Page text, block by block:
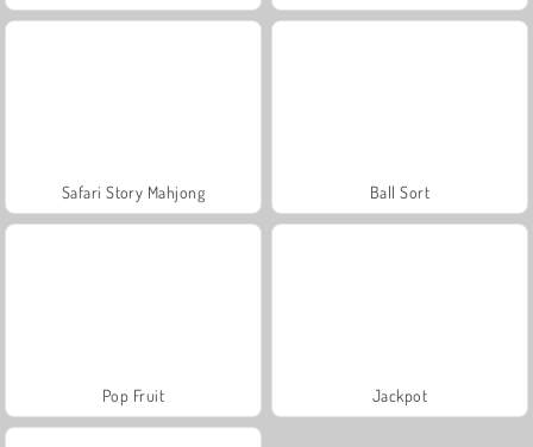
Safari Story Mahjong Ball Sort
Pop Fruit Jackpot